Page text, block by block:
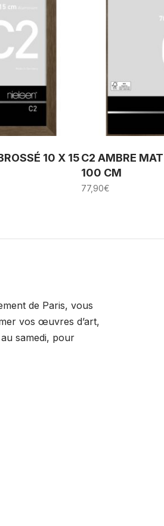
10 X 15C2 AMBRE
100 CM
77,90€
de Paris, vous
vos œuvres d’art,
samedi, pour